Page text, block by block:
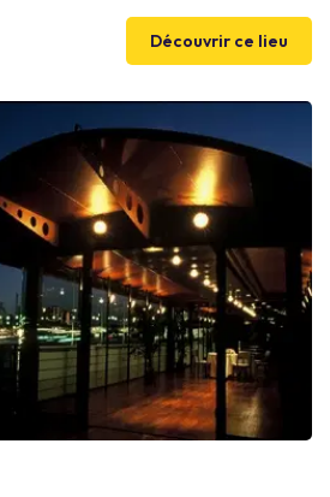
diner assis et offrent une nouvelle
Découvrir ce lieu